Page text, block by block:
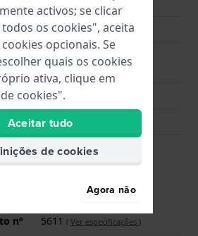
Octogonal
Transparente
Aço inoxidável
Fechado com parafusos
Mineral
Coroa de empurrar
nº 5611 ( Ver especificações )
activos; se clicar
os cookies", aceita
opcionais. Se
quais os cookies
ativa, clique em
cookies".
Aceitar tudo
de cookies
Agora não